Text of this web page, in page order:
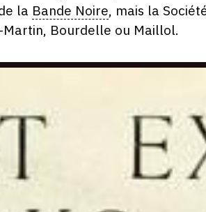
la Bande Noire, mais la
Bourdelle ou Maillol.